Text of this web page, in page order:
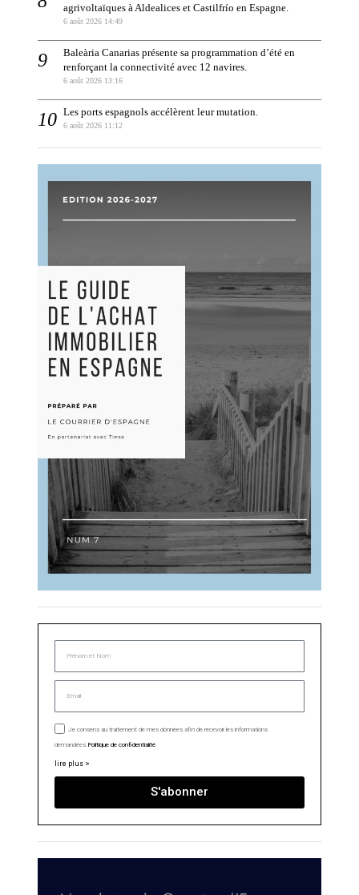
agrivoltaïques à Aldealices et Castilfrío en Espagne.
6 août 2026 14:49
Baleària Canarias présente sa programmation d’été en
renforçant la connectivité avec 12 navires.
6 août 2026 13:16
Les ports espagnols accélèrent leur mutation.
6 août 2026 11:12
Je consens au traitement de mes données afin de recevoir les informations
demandées. Politique de confidentialité
lire plus >
S'abonner